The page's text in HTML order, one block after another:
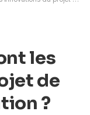
les
de
?